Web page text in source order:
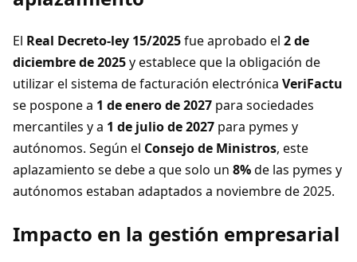
El Real Decreto-ley 15/2025fue aprobado el 2 de
diciembre de 2025y establece que la obligación de
utilizar el sistema de facturación electrónica VeriFactu
se pospone a 1 de enero de 2027 para sociedades
mercantiles y a 1 de julio de 2027 para pymes y
autónomos. Según el Consejo de Ministros, este
aplazamiento se debe a que solo un 8%de las pymes y
autónomos estaban adaptados a noviembre de 2025.
Impacto en la gestión empresarial